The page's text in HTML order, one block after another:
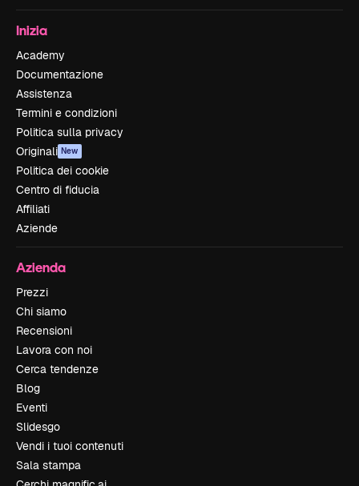
Inizia
Academy
Documentazione
Assistenza
Termini e condizioni
Politica sulla privacy
Originali New
Politica dei cookie
Centro di fiducia
Affiliati
Aziende
Azienda
Prezzi
Chi siamo
Recensioni
Lavora con noi
Cerca tendenze
Blog
Eventi
Slidesgo
Vendi i tuoi contenuti
Sala stampa